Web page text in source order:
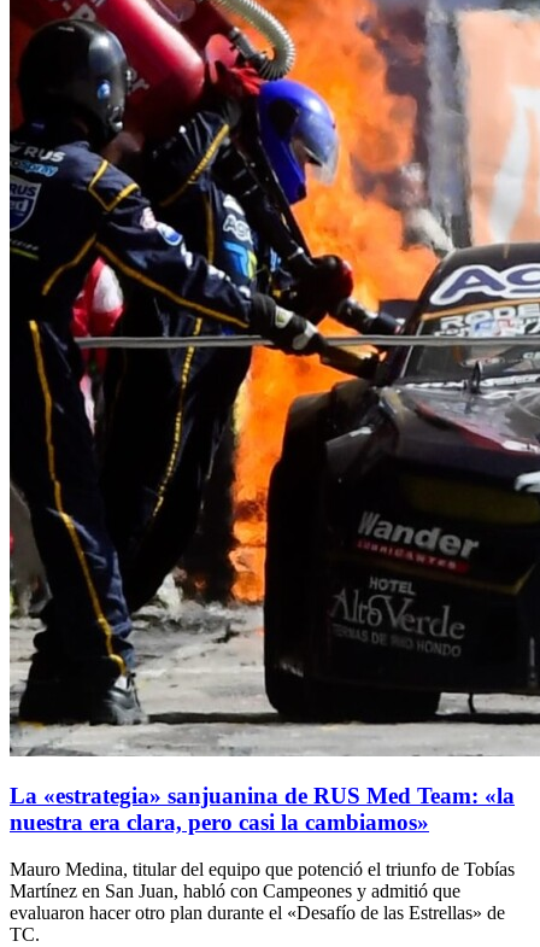
La «estrategia» sanjuanina de RUS Med Team: «la
nuestra era clara, pero casi la cambiamos»
Mauro Medina, titular del equipo que potenció el triunfo de Tobías
Martínez en San Juan, habló con Campeones y admitió que
evaluaron hacer otro plan durante el «Desafío de las Estrellas» de
TC.